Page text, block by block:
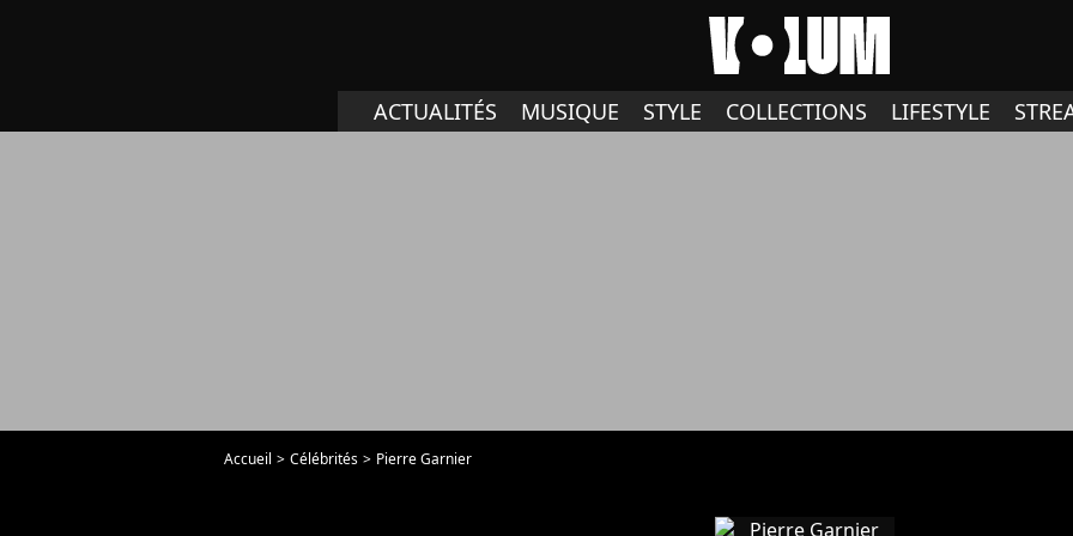
ACTUALITÉS MUSIQUE STYLE COLLECTIONS LIFESTYLE
Accueil Célébrités Pierre Garnier